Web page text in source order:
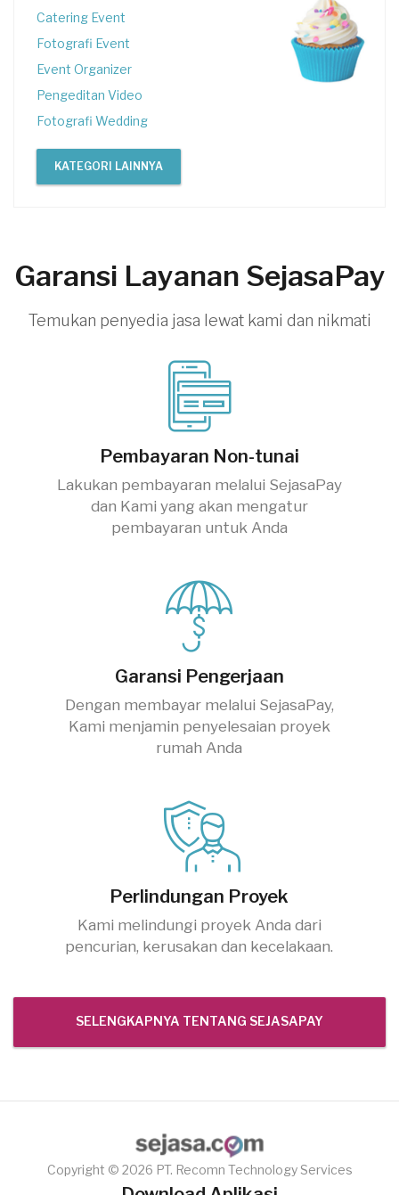
Catering Event
Fotografi Event
Event Organizer
Pengeditan Video
Fotografi Wedding
KATEGORI LAINNYA
Garansi Layanan SejasaPay
Temukan penyedia jasa lewat kami dan nikmati
Pembayaran Non-tunai
Lakukan pembayaran melalui SejasaPay
dan Kami yang akan mengatur
pembayaran untuk Anda
Garansi Pengerjaan
Dengan membayar melalui SejasaPay,
Kami menjamin penyelesaian proyek
rumah Anda
Perlindungan Proyek
Kami melindungi proyek Anda dari
pencurian, kerusakan dan kecelakaan.
SELENGKAPNYA TENTANG SEJASAPAY
Copyright © 2026 PT. Recomn Technology Services